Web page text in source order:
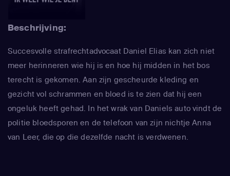
Beschrijving:
Succesvolle strafrechtadvocaat Daniel Elias kan zich niet
meer herinneren wie hij is en hoe hij midden in het bos
terecht is gekomen. Aan zijn gescheurde kleding en
gezicht vol schrammen en bloed is te zien dat hij een
ongeluk heeft gehad. In het wrak van Daniels auto vindt de
politie bloedsporen en de telefoon van zijn nichtje Anna
van Leer, die op die dezelfde nacht is verdwenen.